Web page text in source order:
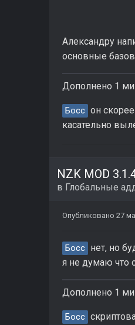
Александру
основные
Дополнено 1
Босс он
касательно
в Глобальные
Опубликовано 27
Босс нет, но
я не думаю что
Дополнено 1
Босс